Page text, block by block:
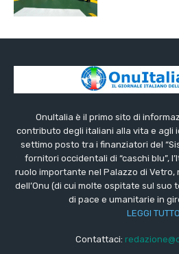
OnuItalia è il primo sito di
contributo degli italiani alla vita e agli
settimo posto tra i finanziatori del
fornitori occidentali di “caschi blu”,
ruolo importante nel Palazzo di
dell’Onu (di cui molte ospitate sul suo
di pace e umanitarie in
LEGGI TUTTO
Contattaci: